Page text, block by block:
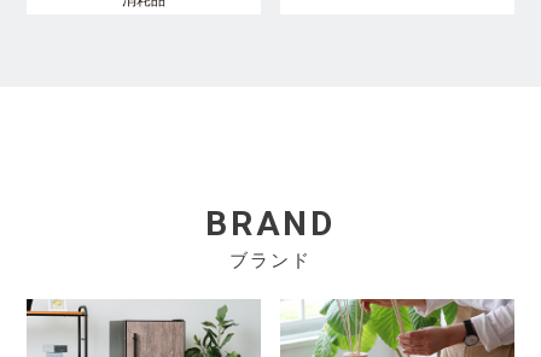
BRAND
ブランド